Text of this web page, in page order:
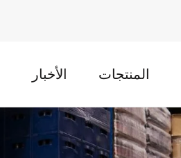
المنتجات الأخبار